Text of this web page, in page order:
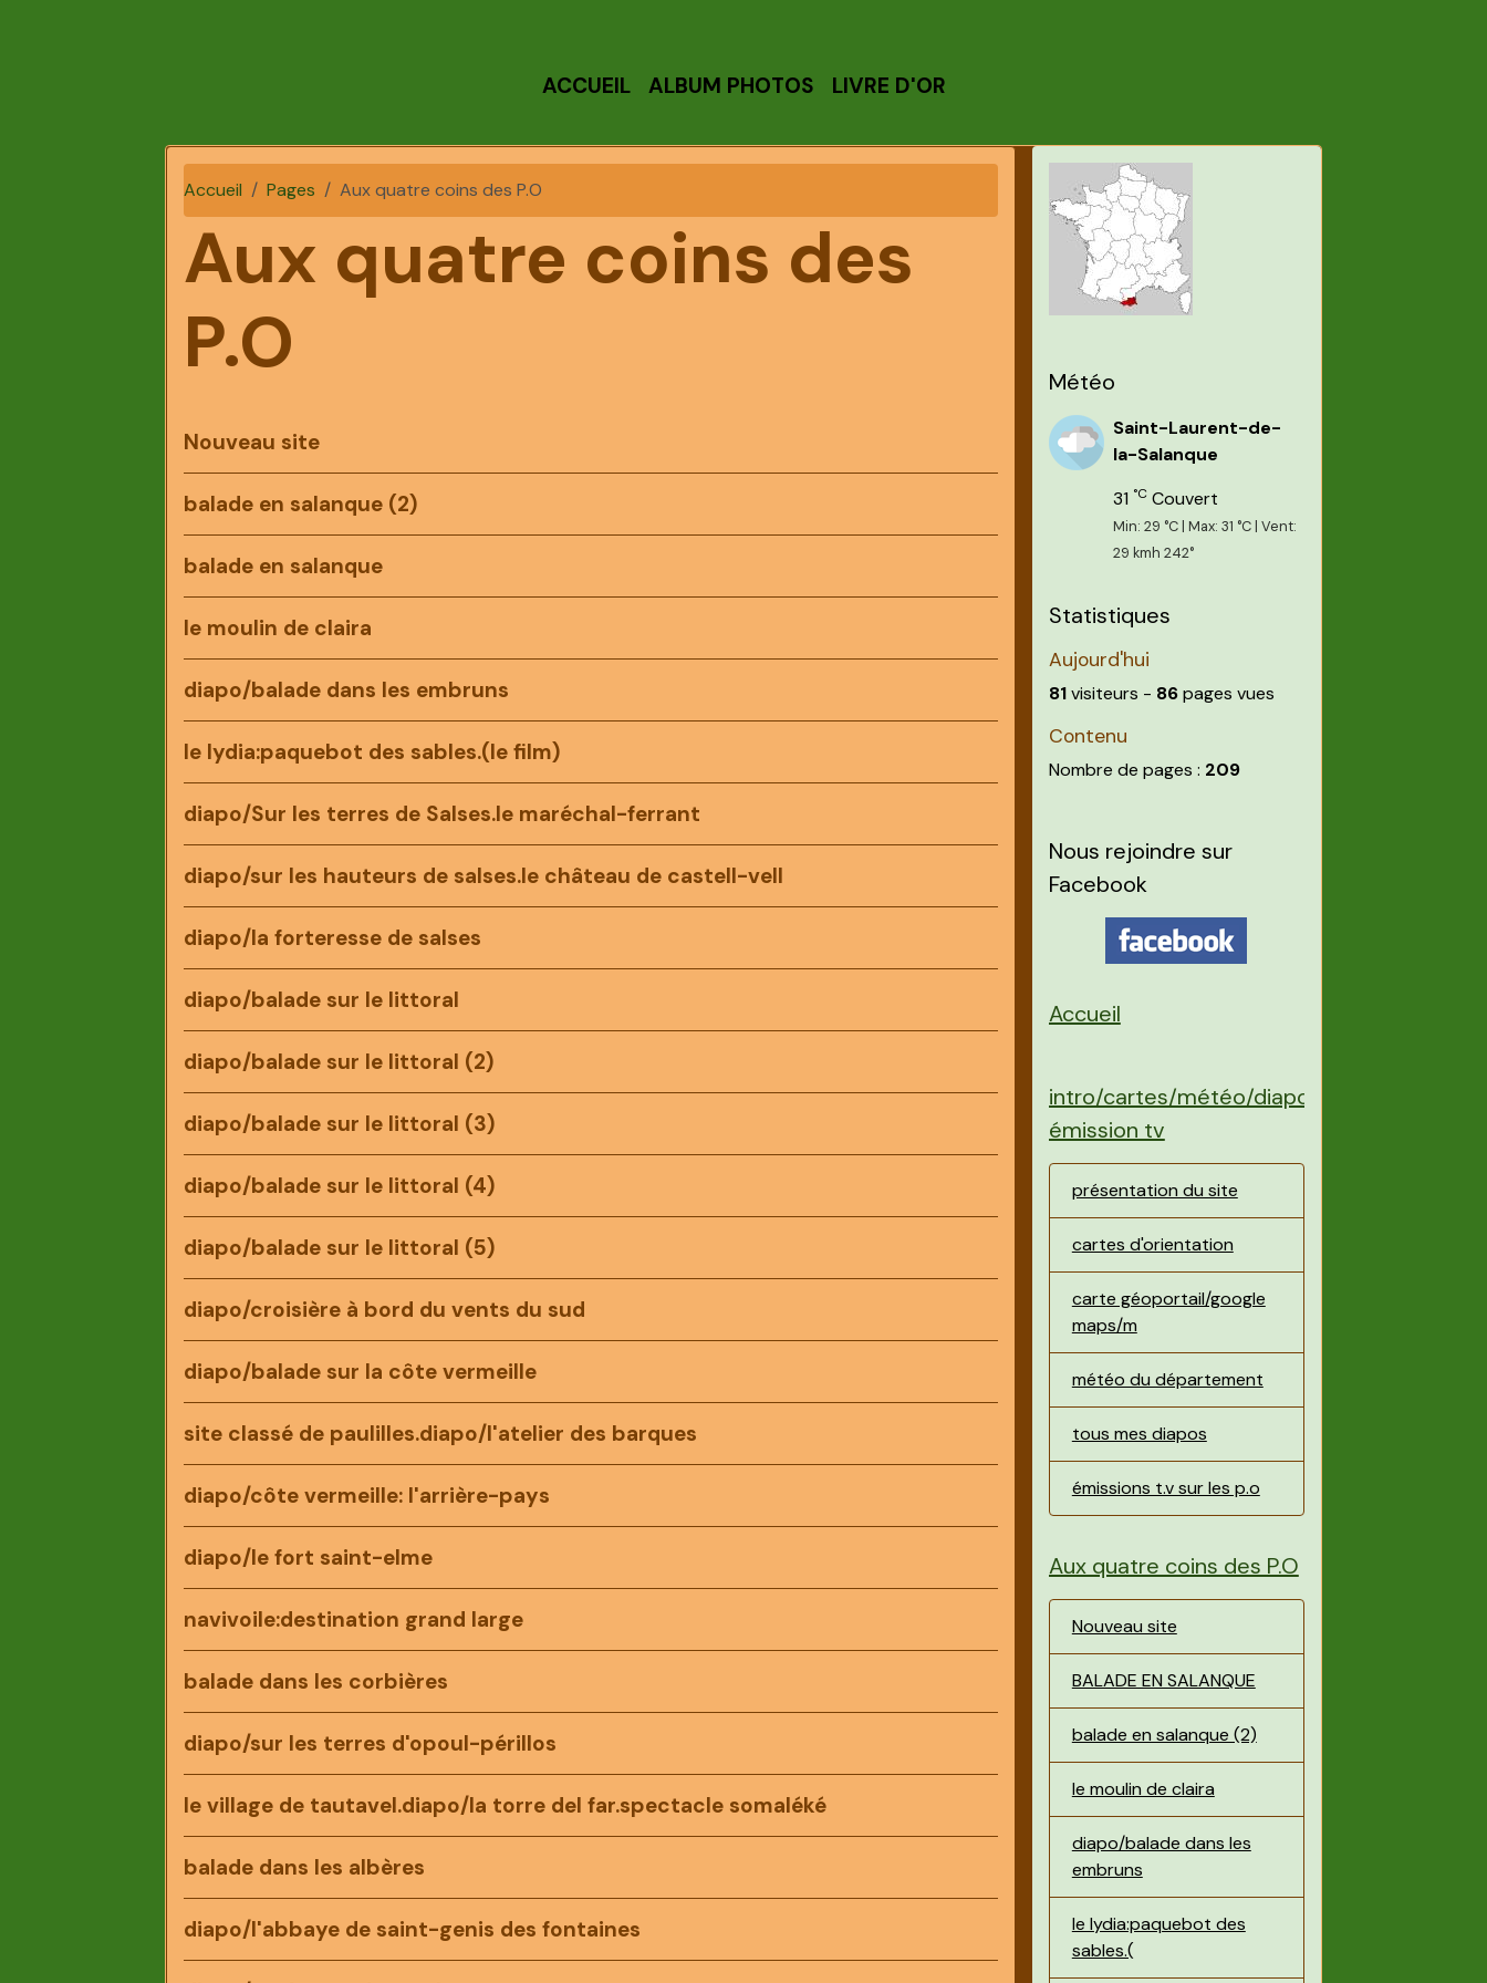
ACCUEIL ALBUM PHOTOS LIVRE D'OR
Accueil Pages Aux quatre coins des P.O
Aux quatre coins des
P.O
Nouveau site
balade en salanque (2)
balade en salanque
le moulin de claira
diapo/balade dans les embruns
le lydia:paquebot des sables.(le film)
diapo/Sur les terres de Salses.le maréchal-ferrant
diapo/sur les hauteurs de salses.le château de castell-vell
diapo/la forteresse de salses
diapo/balade sur le littoral
diapo/balade sur le littoral (2)
diapo/balade sur le littoral (3)
diapo/balade sur le littoral (4)
diapo/balade sur le littoral (5)
diapo/croisière à bord du vents du sud
diapo/balade sur la côte vermeille
site classé de paulilles.diapo/l'atelier des barques
diapo/côte vermeille: l'arrière-pays
diapo/le fort saint-elme
navivoile:destination grand large
balade dans les corbières
diapo/sur les terres d'opoul-périllos
le village de tautavel.diapo/la torre del far.spectacle somaléké
balade dans les albères
diapo/l'abbaye de saint-genis des fontaines
Météo
Saint-Laurent-de-
la-Salanque
31 °CCouvert
Min: 29 °C | Max: 31 °C | Vent:
29 kmh 242°
Statistiques
Aujourd'hui
81visiteurs - 86pages vues
Contenu
Nombre de pages : 209
Nous rejoindre sur
Facebook
Accueil
intro/cartes/météo/diapos/
émission tv
présentation du site
cartes d'orientation
carte géoportail/google
maps/m
météo du département
tous mes diapos
émissions t.v sur les p.o
Aux quatre coins des P.O
Nouveau site
BALADE EN SALANQUE
balade en salanque (2)
le moulin de claira
diapo/balade dans les
embruns
le lydia:paquebot des
sables.(